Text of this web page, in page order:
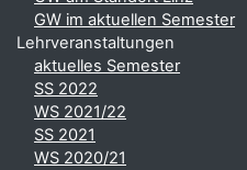
GW im aktuellen Semester
Lehrveranstaltungen
aktuelles Semester
SS 2022
WS 2021/22
SS 2021
WS 2020/21